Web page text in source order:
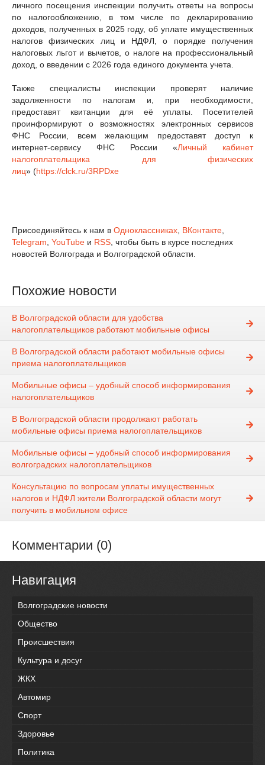
личного посещения инспекции получить ответы на вопросы
по налогообложению, в том числе по декларированию
доходов, полученных в 2025 году, об уплате имущественных
налогов физических лиц и НДФЛ, о порядке получения
налоговых льгот и вычетов, о налоге на профессиональный
доход, о введении с 2026 года единого документа учета.
Также специалисты инспекции проверят наличие
задолженности по налогам и, при необходимости,
предоставят квитанции для её уплаты. Посетителей
проинформируют о возможностях электронных сервисов
ФНС России, всем желающим предоставят доступ к
интернет-сервису ФНС России «Личный кабинет
налогоплательщика для физических
лиц» (https://clck.ru/3RPDxe
Присоединяйтесь к нам в Одноклассниках ВКонтакте
Telegram YouTube и RSS , чтобы быть в курсе последних
новостей Волгограда и Волгоградской области.
Похожие новости
В Волгоградской области для удобства
налогоплательщиков работают мобильные офисы
В Волгоградской области работают мобильные офисы
приема налогоплательщиков
Мобильные офисы – удобный способ информирования
налогоплательщиков
В Волгоградской области продолжают работать
мобильные офисы приема налогоплательщиков
Мобильные офисы – удобный способ информирования
волгоградских налогоплательщиков
Консультацию по вопросам уплаты имущественных
налогов и НДФЛ жители Волгоградской области могут
получить в мобильном офисе
Комментарии (0)
Навигация
Волгоградские новости
Общество
Происшествия
Культура и досуг
ЖКХ
Автомир
Спорт
Здоровье
Политика